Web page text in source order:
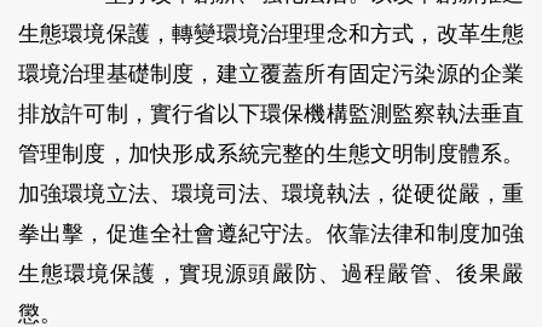
生態環境保護，轉變環境治理理念和方式，改革生態
環境治理基礎制度，建立覆蓋所有固定污染源的企業
排放許可制，實行省以下環保機構監測監察執法垂直
管理制度，加快形成系統完整的生態文明制度體系。
加強環境立法、環境司法、環境執法，從硬從嚴，重
拳出擊，促進全社會遵紀守法。依靠法律和制度加強
生態環境保護，實現源頭嚴防、過程嚴管、後果嚴
懲。